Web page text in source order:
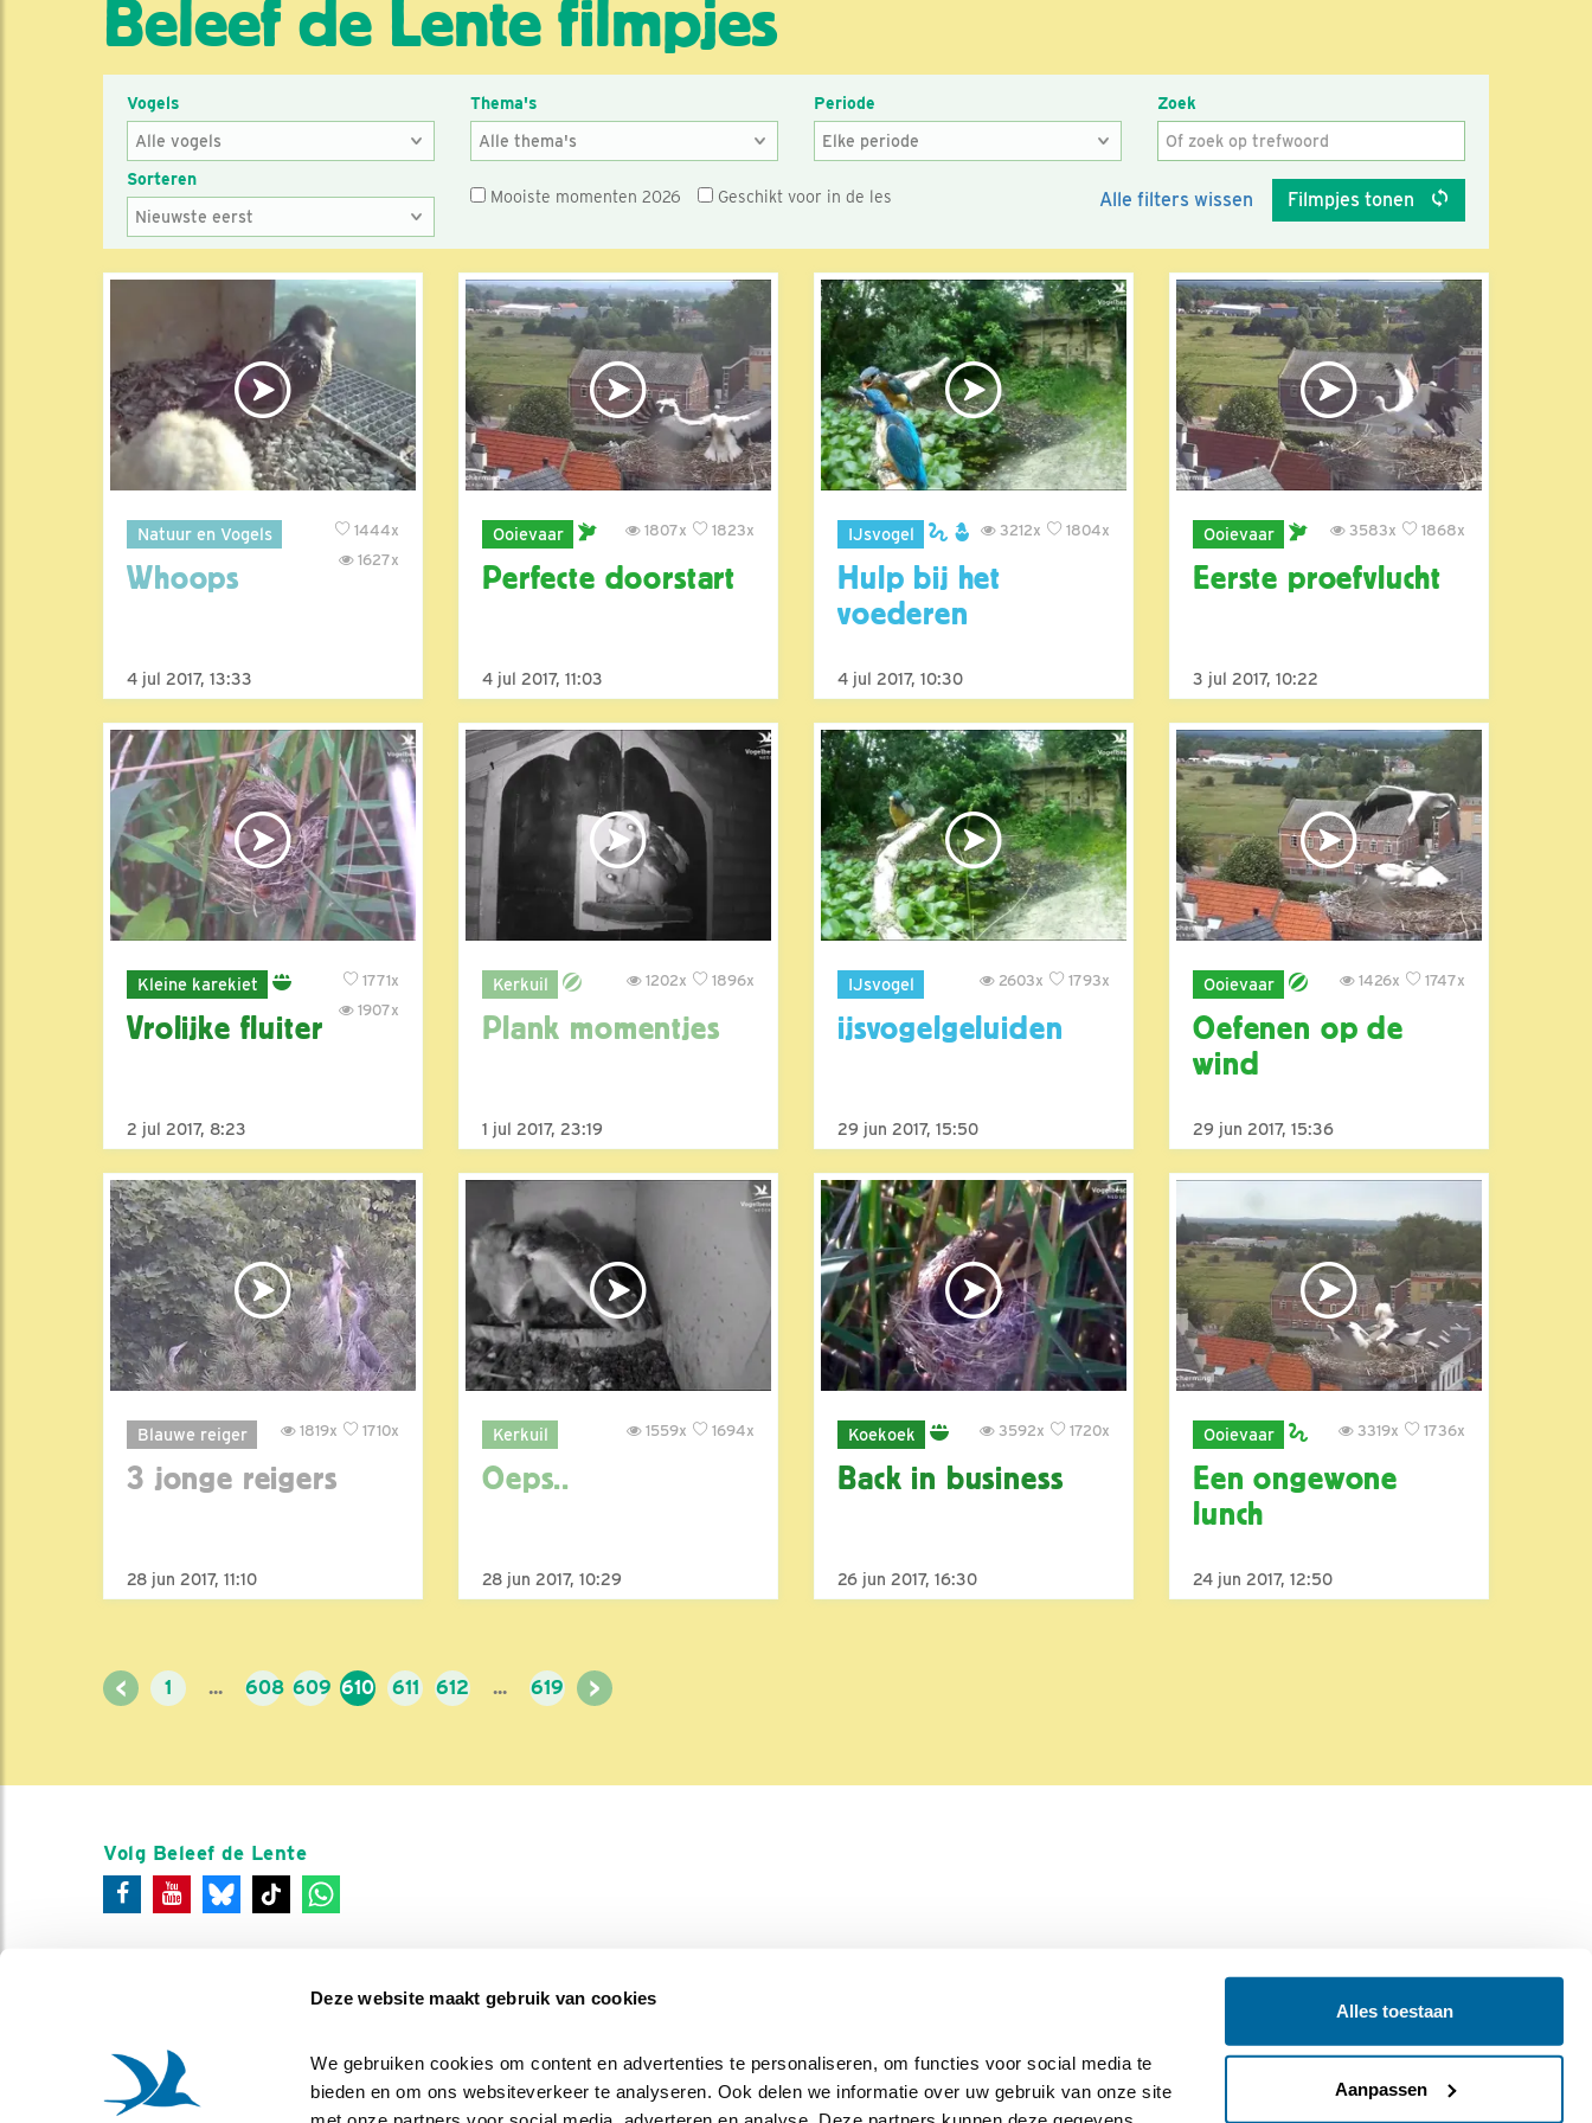
Deze website maakt gebruik van cookies
We gebruiken cookies om content en advertenties te personaliseren, om functies voor social media te
bieden en om ons websiteverkeer te analyseren. Ook delen we informatie over uw gebruik van onze site
Alles toestaan
Aanpassen
Beleef de Lente filmpjes
Vogels Thema's Periode Zoek
Sorteren
Alle filters wissen Filmpjes tonen
Mooiste momenten 2026 Geschikt voor in de les
Natuur en Vogels
1444x
1627x
Whoops
4 jul 2017, 13:33
Ooievaar 1823x
1807x
Perfecte doorstart
4 jul 2017, 11:03
IJsvogel 1804x
3212x
Hulp bij het
voederen
4 jul 2017, 10:30
Ooievaar 1868x
3583x
Eerste proefvlucht
3 jul 2017, 10:22
Kleine karekiet
1771x
1907x
Vrolijke fluiter
2 jul 2017, 8:23
Kerkuil 1896x
1202x
Plank momentjes
1 jul 2017, 23:19
IJsvogel 1793x
2603x
ijsvogelgeluiden
29 jun 2017, 15:50
Ooievaar 1747x
1426x
Oefenen op de
wind
29 jun 2017, 15:36
Blauwe reiger 1710x
1819x
3 jonge reigers
28 jun 2017, 11:10
Kerkuil 1694x
1559x
Oeps..
28 jun 2017, 10:29
Koekoek 1720x
3592x
Back in business
26 jun 2017, 16:30
Ooievaar 1736x
3319x
Een ongewone
lunch
24 jun 2017, 12:50
< 1 ... 608 609 610 611 612 ... 619 >
Volg Beleef de Lente
Colofon